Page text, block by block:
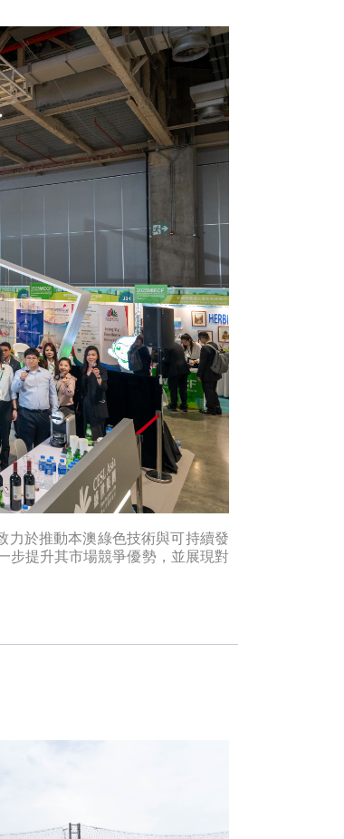
力於推動本澳綠色技術與可持續發
步提升其市場競爭優勢，並展現對